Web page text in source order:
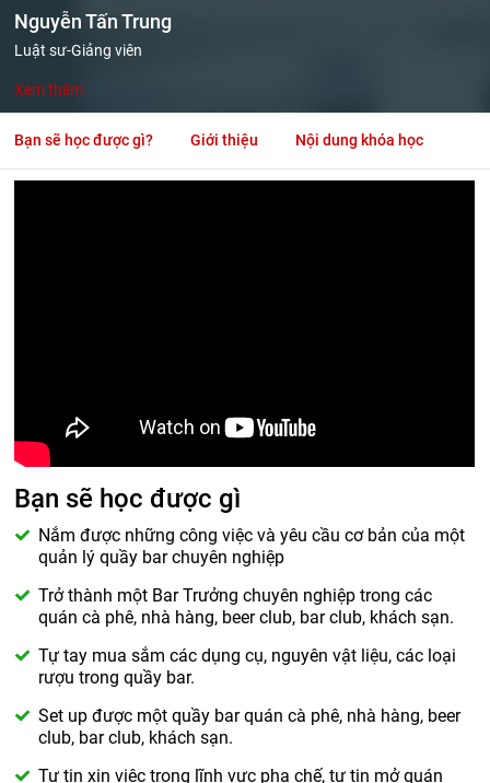
Nguyễn Tấn Trung
Luật sư-Giảng viên
Xem thêm
Bạn sẽ học được gì? Giới thiệu Nội dung khóa học
Bạn sẽ học được gì
Nắm được những công việc và yêu cầu cơ bản của một
quản lý quầy bar chuyên nghiệp
Trở thành một Bar Trưởng chuyên nghiệp trong các
quán cà phê, nhà hàng, beer club, bar club, khách sạn.
Tự tay mua sắm các dụng cụ, nguyên vật liệu, các loại
rượu trong quầy bar.
Set up được một quầy bar quán cà phê, nhà hàng, beer
club, bar club, khách sạn.
Tự tin xin việc trong lĩnh vực pha chế, tự tin mở quán